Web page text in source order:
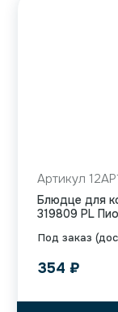
Под заказ
Артикул
Блюдце для
319809 PL
354 ₽